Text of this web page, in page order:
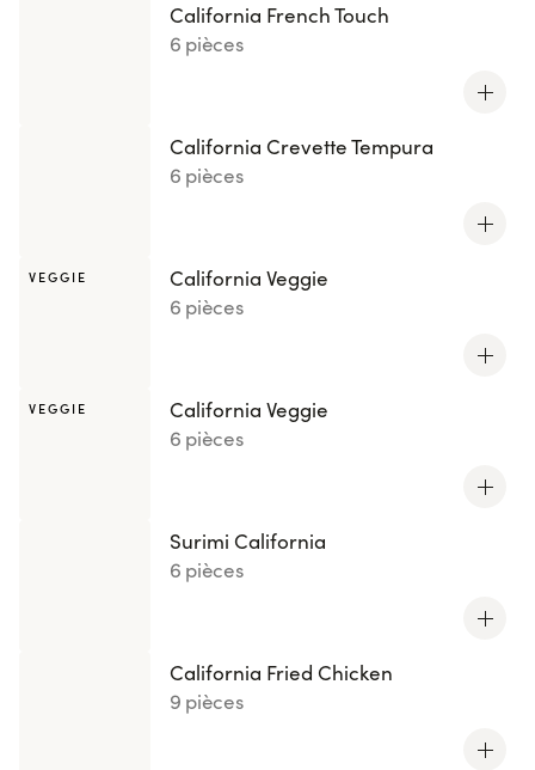
California French Touch
6 pièces
California Crevette Tempura
6 pièces
VEGGIE
California Veggie
6 pièces
VEGGIE
California Veggie
6 pièces
Surimi California
6 pièces
California Fried Chicken
9 pièces